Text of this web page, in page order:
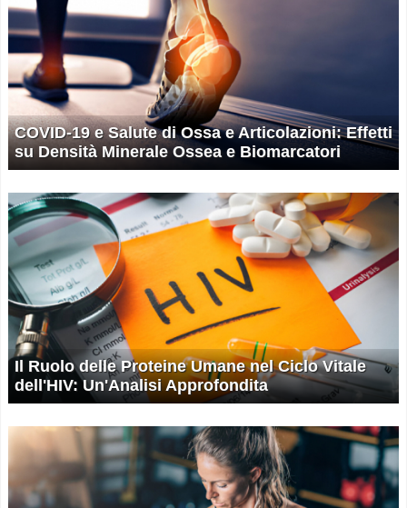
COVID-19 e Salute di Ossa e Articolazioni: Effetti
su Densità Minerale Ossea e Biomarcatori
Il Ruolo delle Proteine Umane nel Ciclo Vitale
dell'HIV: Un'Analisi Approfondita